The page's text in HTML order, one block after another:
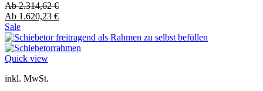
Ab2.314,62€
Ab 1.620,23 €
Sale
Quick view
inkl. MwSt.